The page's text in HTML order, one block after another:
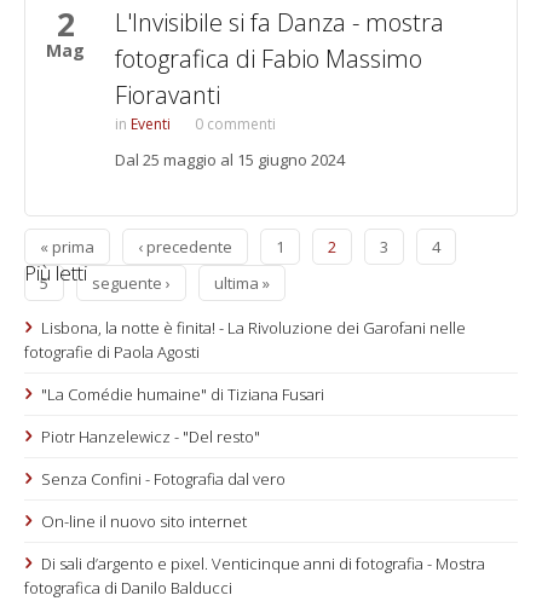
2
Mag
L'Invisibile si fa Danza - mostra
fotografica di Fabio Massimo
Fioravanti
Eventi 0 commenti
Dal 25 maggio al 15 giugno 2024
« prima ‹ precedente 1 2 3
4
5
seguente › ultima »
Più letti
Lisbona, la notte è finita! - La Rivoluzione dei Garofani nelle
fotografie di Paola Agosti
"La Comédie humaine" di Tiziana Fusari
Piotr Hanzelewicz - "Del resto"
Senza Confini - Fotografia dal vero
On-line il nuovo sito internet
Di sali d’argento e pixel. Venticinque anni di fotografia - Mostra
fotografica di Danilo Balducci